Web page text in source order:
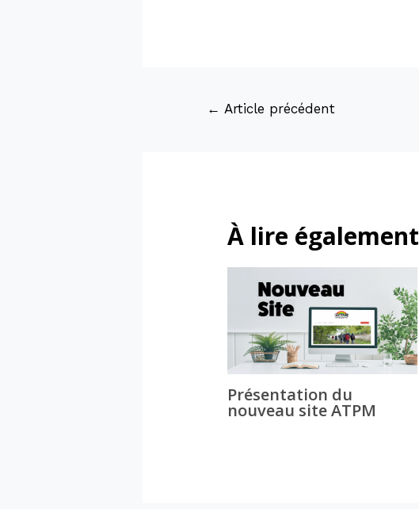
← Article précédent
À lire également
Présentation du
nouveau site ATPM